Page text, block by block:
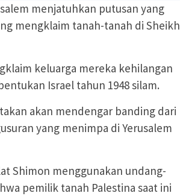
menjatuhkan putusan yang
mengklaim tanah-tanah di Sheikh
keluarga mereka kehilangan
Israel tahun 1948 silam.
akan mendengar banding dari
yang menimpa di Yerusalem
Shimon menggunakan undang-
pemilik tanah Palestina saat ini